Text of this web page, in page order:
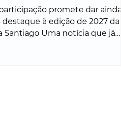
promete dar ainda
destaque à edição de 2027 da
Santiago Uma notícia que já